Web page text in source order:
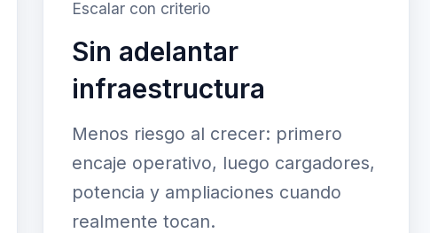
Escalar con criterio
Sin adelantar
infraestructura
Menos riesgo al crecer: primero
encaje operativo, luego cargadores,
potencia y ampliaciones cuando
realmente tocan.